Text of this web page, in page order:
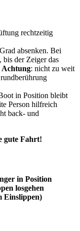
rechtzeitig
absenken. Bei
bis der Zeiger das
Achtung: nicht zu weit
in Position bleibt
Person hilfreich
back- und
gute Fahrt!
in Position
losgehen
Einslippen)